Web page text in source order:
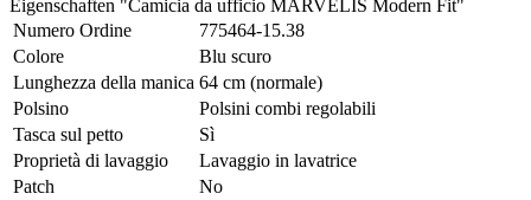
Eigenschaften "Camicia da ufficio MARVELIS Modern Fit"
Numero Ordine
775464-15.38
Colore
Blu scuro
Lunghezza della manica 64 cm (normale)
Polsino
Polsini combi regolabili
Tasca sul petto
Sì
Proprietà di lavaggio
Lavaggio in lavatrice
Patch
No